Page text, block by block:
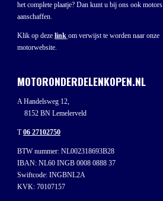
het complete plaatje? Dan kunt u bij ons ook motors
aanschaffen.
Klik op deze link om verwijst te worden naar onze
motorwebsite.
MOTORONDERDELENKOPEN.NL
A Handelsweg 12,
8152 BN Lemelerveld
T06 27102750
BTW nummer: NL002318693B28
IBAN: NL60 INGB 0008 0888 37
Swiftcode: INGBNL2A
KVK: 70107157